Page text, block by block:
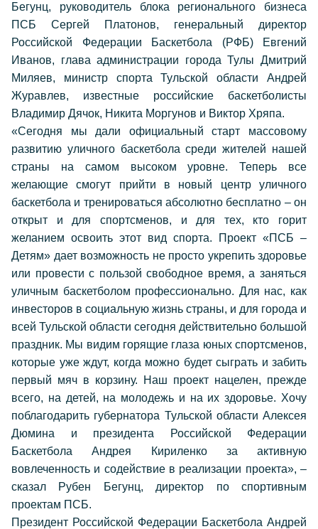
Бегунц, руководитель блока регионального бизнеса
ПСБ Сергей Платонов, генеральный директор
Российской Федерации Баскетбола (РФБ) Евгений
Иванов, глава администрации города Тулы Дмитрий
Миляев, министр спорта Тульской области Андрей
Журавлев, известные российские баскетболисты
Владимир Дячок, Никита Моргунов и Виктор Хряпа.
«Сегодня мы дали официальный старт массовому
развитию уличного баскетбола среди жителей нашей
страны на самом высоком уровне. Теперь все
желающие смогут прийти в новый центр уличного
баскетбола и тренироваться абсолютно бесплатно – он
открыт и для спортсменов, и для тех, кто горит
желанием освоить этот вид спорта. Проект «ПСБ –
Детям» дает возможность не просто укрепить здоровье
или провести с пользой свободное время, а заняться
уличным баскетболом профессионально. Для нас, как
инвесторов в социальную жизнь страны, и для города и
всей Тульской области сегодня действительно большой
праздник. Мы видим горящие глаза юных спортсменов,
которые уже ждут, когда можно будет сыграть и забить
первый мяч в корзину. Наш проект нацелен, прежде
всего, на детей, на молодежь и на их здоровье. Хочу
поблагодарить губернатора Тульской области Алексея
Дюмина и президента Российской Федерации
Баскетбола Андрея Кириленко за активную
вовлеченность и содействие в реализации проекта», –
сказал Рубен Бегунц, директор по спортивным
проектам ПСБ.
Президент Российской Федерации Баскетбола Андрей